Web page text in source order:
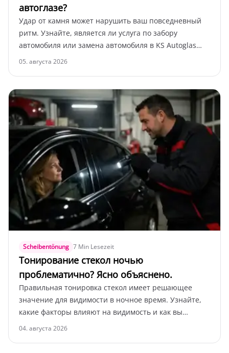
автоглазе?
Удар от камня может нарушить ваш повседневный
ритм. Узнайте, является ли услуга по забору
автомобиля или замена автомобиля в KS Autoglas
Zentrum Elmshorn лучшим решением для вашей
05. августа 2026
Scheibentönung 7 Min Lesezeit
Тонирование стекол ночью
проблематично? Ясно объяснено.
Правильная тонировка стекол имеет решающее
значение для видимости в ночное время. Узнайте,
какие факторы влияют на видимость и как вы
можете безопасно водить.
04. августа 2026